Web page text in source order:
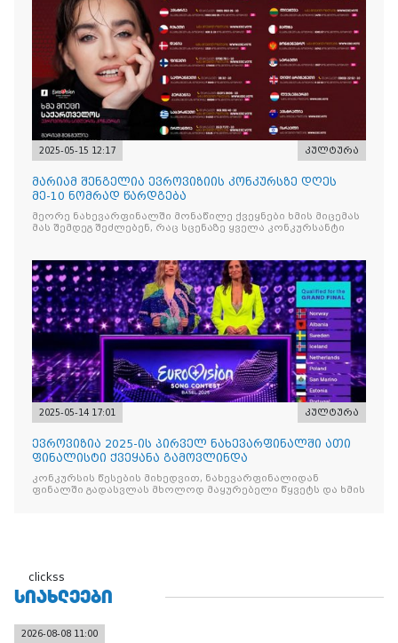
2025-05-15 12:17 კულტურა
მარიამ შენგელია ევროვიზიის კონკურსზე დღეს
მე-10 ნომრად წარდგება
მეორე ნახევარფინალში მონაწილე ქვეყნები ხმის მიცემას
მას შემდეგ შეძლებენ, რაც სცენაზე ყველა კონკურსანტი
2025-05-14 17:01 კულტურა
ევროვიზია 2025-ის პირველ ნახევარფინალში ათი
ფინალისტი ქვეყანა გამოვლინდა
კონკურსის წესების მიხედვით, ნახევარფინალიდან
ფინალში გადასვლას მხოლოდ მაყურებელი წყვეტს და ხმის
clickss
ᲡᲘᲐᲮᲚᲔᲔᲑᲘ
2026-08-08 11:00